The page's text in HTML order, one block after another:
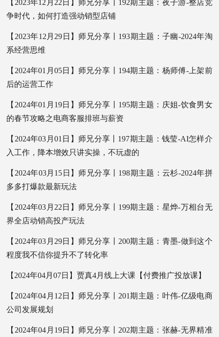
【2023年12月22日】师兄分享丨192期主题：夜子游-整店竞
争时代，如何打造强动销型店铺
【2023年12月29日】师兄分享丨193期主题：子幽-2024年淘
系经营思维
【2024年01月05日】师兄分享丨194期主题：杨师傅-上架前
后的运营工作
【2024年01月19日】师兄分享丨195期主题：庆姐-饮食男女
的春节攻略之电商客服排班与薪资
【2024年03月01日】师兄分享丨197期主题：钱莹-AI怎样介
入工作，降本增效只讲实操，不玩虚的
【2024年03月15日】师兄分享丨198期主题：云杉-2024年拼
多多打爆款最新玩法
【2024年03月22日】师兄分享丨199期主题：星烨-万相台无
界全店动销高投产玩法
【2024年03月29日】师兄分享丨200期主题：青墨-做到这个
程度我不信你提升不了转化率
【2024年04月07日】贾真4月线上大课【付费推广投放课】
【2024年04月12日】师兄分享丨201期主题：叶伟-亿级电商
公司发展规划
【2024年04月19日】师兄分享丨202期主题：张赫-无界精准